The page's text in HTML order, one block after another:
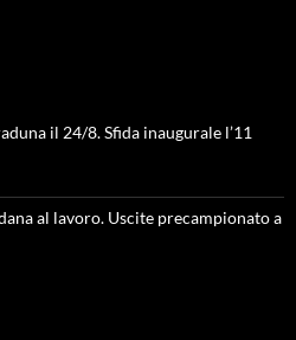
il 24/8. Sfida inaugurale l’11
al lavoro. Uscite precampionato a